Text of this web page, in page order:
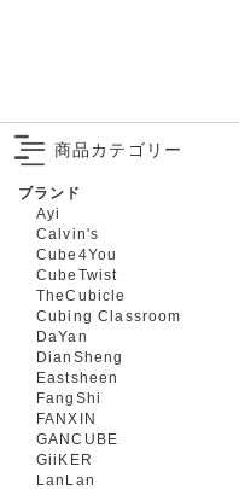
商品カテゴリー
ブランド
Ayi
Calvin's
Cube4You
CubeTwist
TheCubicle
Cubing Classroom
DaYan
DianSheng
Eastsheen
FangShi
FANXIN
GANCUBE
GiiKER
LanLan